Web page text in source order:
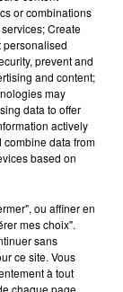
lequartier
yeux.
du refus
Si
ci-
or combinations
Create
personalised
prevent and
and content;
may
data to offer
actively
data from
based on
ou affiner en
mes choix".
sans
ce site. Vous
à tout
chaque page.